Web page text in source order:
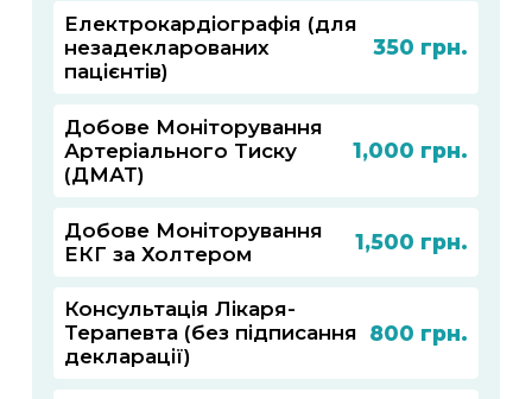
Електрокардіографія (для
незадекларованих
пацієнтів)
350
Добове Моніторування
Артеріального Тиску
(ДМАТ)
1,000
Добове Моніторування
ЕКГ за Холтером
1,500
Консультація Лікаря-
Терапевта (без підписання
декларації)
800